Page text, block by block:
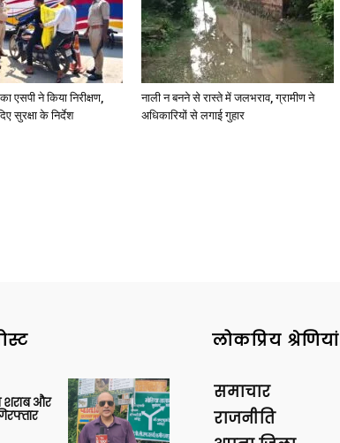
Hindi
एसपी ने किया निरीक्षण,
सुरक्षा के निर्देश
नाली न बनने से रास्ते में जलभराव, ग्रामीण ने
अधिकारियों से लगाई गुहार
और
लोकप्रिय श्रेणियां
समाचार
राजनीति